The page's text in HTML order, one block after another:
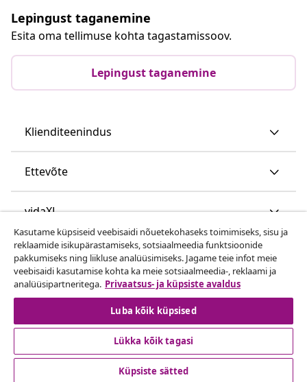
Lepingust taganemine
Esita oma tellimuse kohta tagastamissoov.
Lepingust taganemine
Klienditeenindus
Ettevõte
vidaXL
Vaata rohkem
© 2008-2026 vidaXL www.vidaxl.ee on vidaXL Marketplace
Europe B.V. veebileht
Kasutame küpsiseid veebisaidi nõuetekohaseks toimimiseks, sisu ja
reklaamide isikupärastamiseks, sotsiaalmeedia funktsioonide
pakkumiseks ning liikluse analüüsimiseks. Jagame teie infot meie
veebisaidi kasutamise kohta ka meie sotsiaalmeedia-, reklaami ja
analüüsipartneritega. Privaatsus- ja küpsiste avaldus
Luba kõik küpsised
Lükka kõik tagasi
Küpsiste sätted